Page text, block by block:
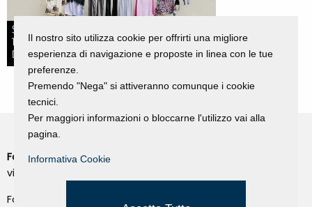
Fondazione Dino Zoli
viale Bologna 288, Forlì
Fondo dot. euro 285.000 i.v.
Privacy Policy
Il nostro sito utilizza cookie per offrirti una migliore
esperienza di navigazione e proposte in linea con le tue
preferenze.
Premendo "Nega" si attiveranno comunque i cookie
tecnici.
Per maggiori informazioni o bloccarne l'utilizzo vai alla
pagina.
Informativa Cookie